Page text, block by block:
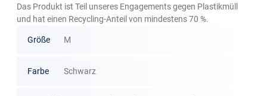
Das Produkt ist Teil unseres Engagements gegen Plastikmüll
und hat einen Recycling-Anteil von mindestens 70 %.
Größe M
Farbe Schwarz